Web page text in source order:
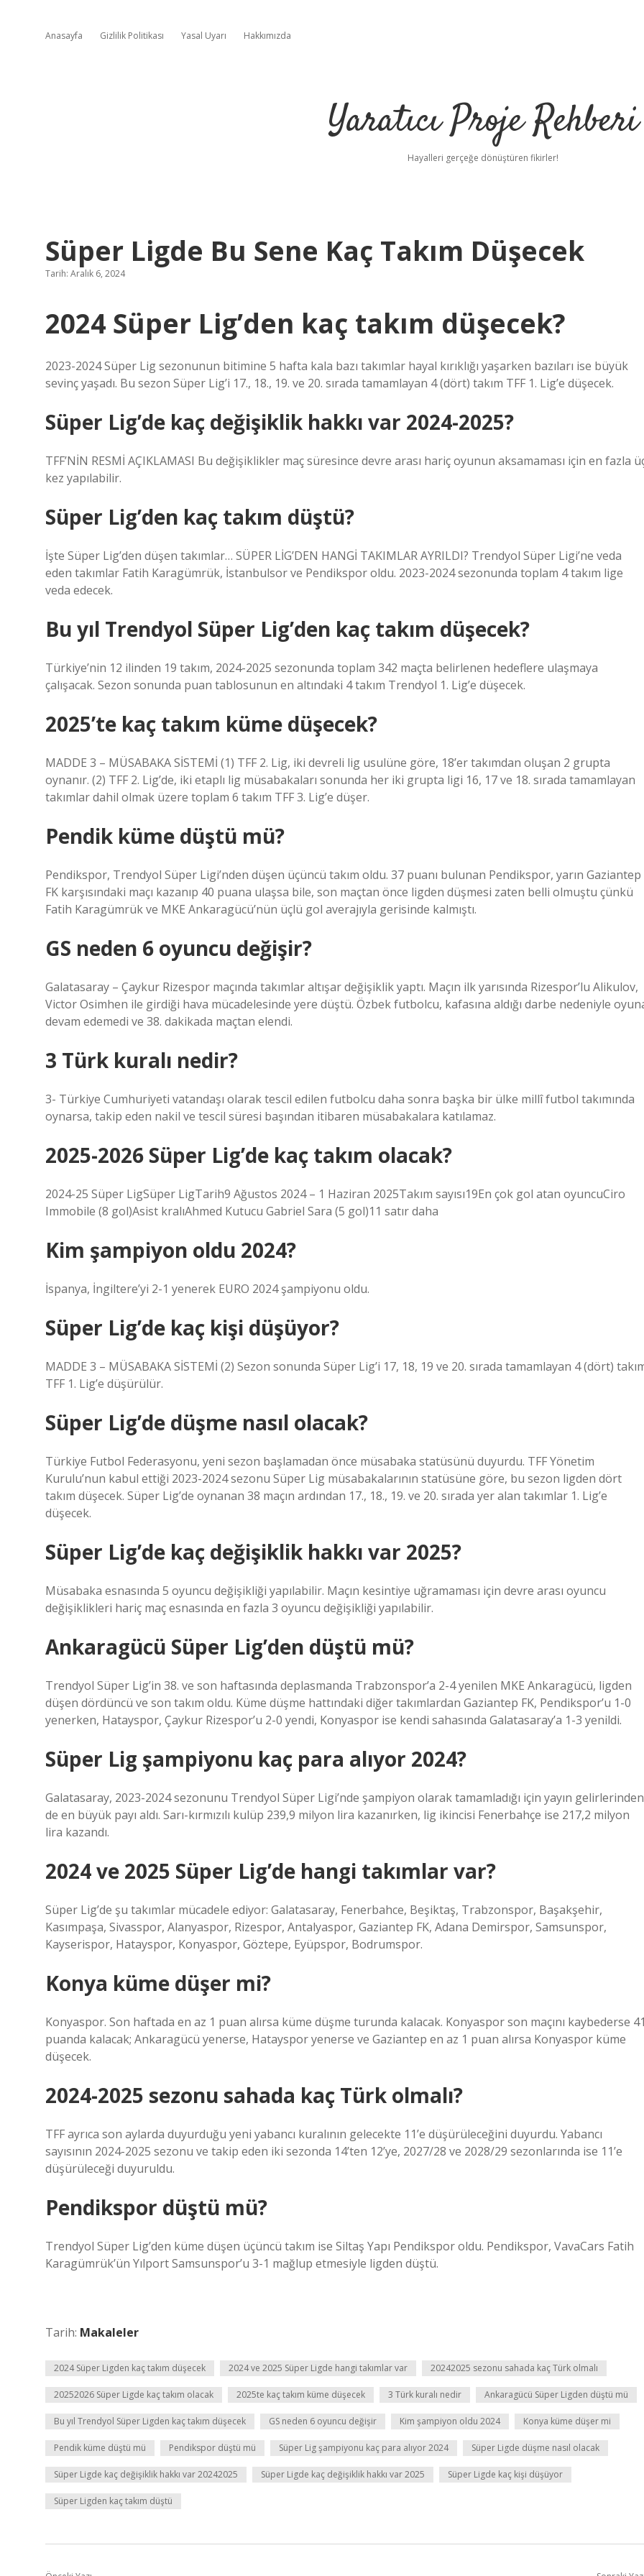
Anasayfa Gizlilik Politikası Yasal Uyarı Hakkımızda
Yaratıcı Proje Rehberi
Hayalleri gerçeğe dönüştüren fikirler!
Süper Ligde Bu Sene Kaç Takım Düşecek
Tarih: Aralık 6, 2024
2024 Süper Lig’den kaç takım düşecek?
2023-2024 Süper Lig sezonunun bitimine 5 hafta kala bazı takımlar hayal kırıklığı yaşarken bazıları ise büyük
sevinç yaşadı. Bu sezon Süper Lig’i 17., 18., 19. ve 20. sırada tamamlayan 4 (dört) takım TFF 1. Lig’e düşecek.
Süper Lig’de kaç değişiklik hakkı var 2024-2025?
TFF’NİN RESMİ AÇIKLAMASI Bu değişiklikler maç süresince devre arası hariç oyunun aksamaması için en fazla
kez yapılabilir.
Süper Lig’den kaç takım düştü?
İşte Süper Lig’den düşen takımlar… SÜPER LİG’DEN HANGİ TAKIMLAR AYRILDI? Trendyol Süper Ligi’ne veda
eden takımlar Fatih Karagümrük, İstanbulsor ve Pendikspor oldu. 2023-2024 sezonunda toplam 4 takım lige
veda edecek.
Bu yıl Trendyol Süper Lig’den kaç takım düşecek?
Türkiye’nin 12 ilinden 19 takım, 2024-2025 sezonunda toplam 342 maçta belirlenen hedeflere ulaşmaya
çalışacak. Sezon sonunda puan tablosunun en altındaki 4 takım Trendyol 1. Lig’e düşecek.
2025’te kaç takım küme düşecek?
MADDE 3 – MÜSABAKA SİSTEMİ (1) TFF 2. Lig, iki devreli lig usulüne göre, 18’er takımdan oluşan 2 grupta
oynanır. (2) TFF 2. Lig’de, iki etaplı lig müsabakaları sonunda her iki grupta ligi 16, 17 ve 18. sırada tamamlayan
takımlar dahil olmak üzere toplam 6 takım TFF 3. Lig’e düşer.
Pendik küme düştü mü?
Pendikspor, Trendyol Süper Ligi’nden düşen üçüncü takım oldu. 37 puanı bulunan Pendikspor, yarın Gaziantep
FK karşısındaki maçı kazanıp 40 puana ulaşsa bile, son maçtan önce ligden düşmesi zaten belli olmuştu çünkü
Fatih Karagümrük ve MKE Ankaragücü’nün üçlü gol averajıyla gerisinde kalmıştı.
GS neden 6 oyuncu değişir?
Galatasaray – Çaykur Rizespor maçında takımlar altışar değişiklik yaptı. Maçın ilk yarısında Rizespor’lu Alikulov,
Victor Osimhen ile girdiği hava mücadelesinde yere düştü. Özbek futbolcu, kafasına aldığı darbe nedeniyle
devam edemedi ve 38. dakikada maçtan elendi.
3 Türk kuralı nedir?
3- Türkiye Cumhuriyeti vatandaşı olarak tescil edilen futbolcu daha sonra başka bir ülke millî futbol takımında
oynarsa, takip eden nakil ve tescil süresi başından itibaren müsabakalara katılamaz.
2025-2026 Süper Lig’de kaç takım olacak?
2024-25 Süper LigSüper LigTarih9 Ağustos 2024 – 1 Haziran 2025Takım sayısı19En çok gol atan oyuncuCiro
Immobile (8 gol)Asist kralıAhmed Kutucu Gabriel Sara (5 gol)11 satır daha
Kim şampiyon oldu 2024?
İspanya, İngiltere’yi 2-1 yenerek EURO 2024 şampiyonu oldu.
Süper Lig’de kaç kişi düşüyor?
MADDE 3 – MÜSABAKA SİSTEMİ (2) Sezon sonunda Süper Lig’i 17, 18, 19 ve 20. sırada tamamlayan 4 (dört)
TFF 1. Lig’e düşürülür.
Süper Lig’de düşme nasıl olacak?
Türkiye Futbol Federasyonu, yeni sezon başlamadan önce müsabaka statüsünü duyurdu. TFF Yönetim
Kurulu’nun kabul ettiği 2023-2024 sezonu Süper Lig müsabakalarının statüsüne göre, bu sezon ligden dört
takım düşecek. Süper Lig’de oynanan 38 maçın ardından 17., 18., 19. ve 20. sırada yer alan takımlar 1. Lig’e
düşecek.
Süper Lig’de kaç değişiklik hakkı var 2025?
Müsabaka esnasında 5 oyuncu değişikliği yapılabilir. Maçın kesintiye uğramaması için devre arası oyuncu
değişiklikleri hariç maç esnasında en fazla 3 oyuncu değişikliği yapılabilir.
Ankaragücü Süper Lig’den düştü mü?
Trendyol Süper Lig’in 38. ve son haftasında deplasmanda Trabzonspor’a 2-4 yenilen MKE Ankaragücü, ligden
düşen dördüncü ve son takım oldu. Küme düşme hattındaki diğer takımlardan Gaziantep FK, Pendikspor’u 1-0
yenerken, Hatayspor, Çaykur Rizespor’u 2-0 yendi, Konyaspor ise kendi sahasında Galatasaray’a 1-3 yenildi.
Süper Lig şampiyonu kaç para alıyor 2024?
Galatasaray, 2023-2024 sezonunu Trendyol Süper Ligi’nde şampiyon olarak tamamladığı için yayın gelirlerinden
de en büyük payı aldı. Sarı-kırmızılı kulüp 239,9 milyon lira kazanırken, lig ikincisi Fenerbahçe ise 217,2 milyon
lira kazandı.
2024 ve 2025 Süper Lig’de hangi takımlar var?
Süper Lig’de şu takımlar mücadele ediyor: Galatasaray, Fenerbahce, Beşiktaş, Trabzonspor, Başakşehir,
Kasımpaşa, Sivasspor, Alanyaspor, Rizespor, Antalyaspor, Gaziantep FK, Adana Demirspor, Samsunspor,
Kayserispor, Hatayspor, Konyaspor, Göztepe, Eyüpspor, Bodrumspor.
Konya küme düşer mi?
Konyaspor. Son haftada en az 1 puan alırsa küme düşme turunda kalacak. Konyaspor son maçını kaybederse
puanda kalacak; Ankaragücü yenerse, Hatayspor yenerse ve Gaziantep en az 1 puan alırsa Konyaspor küme
düşecek.
2024-2025 sezonu sahada kaç Türk olmalı?
TFF ayrıca son aylarda duyurduğu yeni yabancı kuralının gelecekte 11’e düşürüleceğini duyurdu. Yabancı
sayısının 2024-2025 sezonu ve takip eden iki sezonda 14’ten 12’ye, 2027/28 ve 2028/29 sezonlarında ise 11’e
düşürüleceği duyuruldu.
Pendikspor düştü mü?
Trendyol Süper Lig’den küme düşen üçüncü takım ise Siltaş Yapı Pendikspor oldu. Pendikspor, VavaCars Fatih
Karagümrük’ün Yılport Samsunspor’u 3-1 mağlup etmesiyle ligden düştü.
Tarih: Makaleler
2024 Süper Ligden kaç takım düşecek 2024 ve 2025 Süper Ligde hangi takımlar var 20242025 sezonu sahada kaç Türk olmalı
20252026 Süper Ligde kaç takım olacak 2025te kaç takım küme düşecek 3 Türk kuralı nedir Ankaragücü Süper Ligden düştü mü
Bu yıl Trendyol Süper Ligden kaç takım düşecek GS neden 6 oyuncu değişir Kim şampiyon oldu 2024 Konya küme düşer mi
Pendik küme düştü mü Pendikspor düştü mü Süper Lig şampiyonu kaç para alıyor 2024 Süper Ligde düşme nasıl olacak
Süper Ligde kaç değişiklik hakkı var 20242025 Süper Ligde kaç değişiklik hakkı var 2025 Süper Ligde kaç kişi düşüyor
Süper Ligden kaç takım düştü